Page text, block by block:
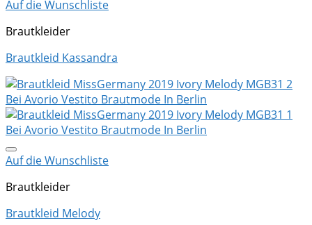
Auf die Wunschliste
Brautkleider
Brautkleid Kassandra
Auf die Wunschliste
Brautkleider
Brautkleid Melody